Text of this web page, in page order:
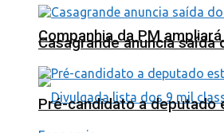
Companhia da PM
Casagrande anuncia
Pré-candidato a deputado